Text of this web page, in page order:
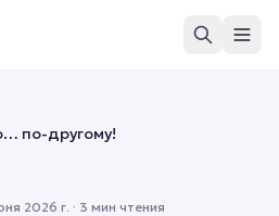
по-другому!
2026 г. · 3 мин чтения